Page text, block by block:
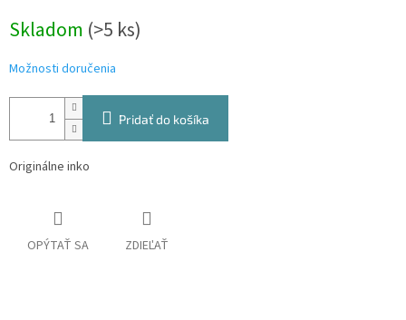
cena:
Skladom (>5 ks)
Možnosti doručenia
Pridať do košíka
Originálne inko
OPÝTAŤ SA ZDIEĽAŤ